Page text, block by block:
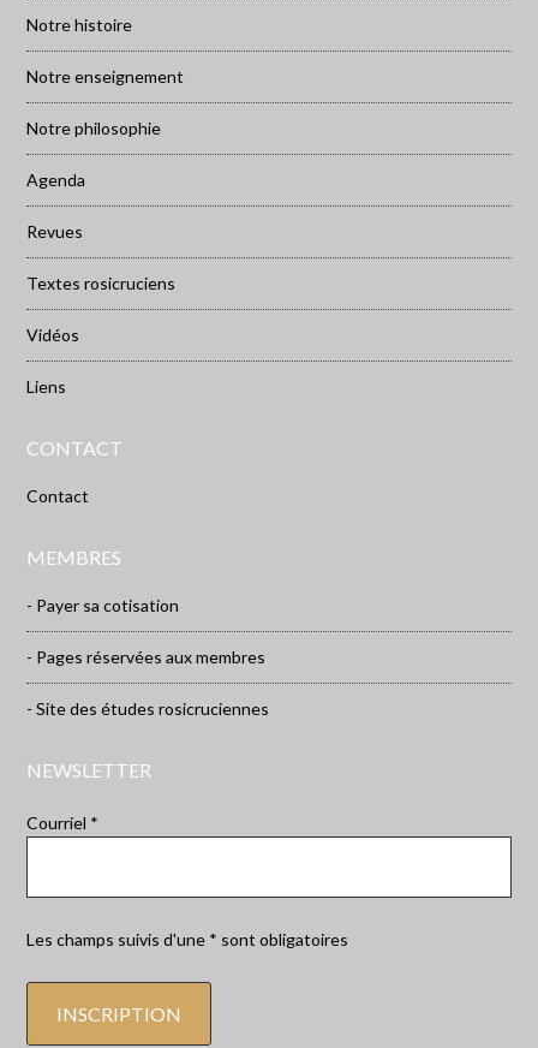
Notre histoire
Notre enseignement
Notre philosophie
Agenda
Revues
Textes rosicruciens
Vidéos
Liens
CONTACT
Contact
MEMBRES
- Payer sa cotisation
- Pages réservées aux membres
- Site des études rosicruciennes
NEWSLETTER
Courriel *
Les champs suivis d'une * sont obligatoires